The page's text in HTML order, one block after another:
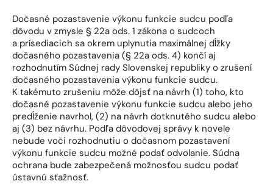
Dočasné pozastavenie výkonu funkcie sudcu podľa
dôvodu v zmysle § 22a ods. 1 zákona o sudcoch
a prísediacich sa okrem uplynutia maximálnej dĺžky
dočasného pozastavenia (§ 22a ods. 4) končí aj
rozhodnutím Súdnej rady Slovenskej republiky o zrušení
dočasného pozastavenia výkonu funkcie sudcu.
K takémuto zrušeniu môže dôjsť na návrh (1) toho, kto
dočasné pozastavenie výkonu funkcie sudcu alebo jeho
predĺženie navrhol, (2) na návrh dotknutého sudcu alebo
aj (3) bez návrhu. Podľa dôvodovej správy k novele
nebude voči rozhodnutiu o dočasnom pozastavení
výkonu funkcie sudcu možné podať odvolanie. Súdna
ochrana bude zabezpečená možnosťou sudcu podať
ústavnú sťažnosť.